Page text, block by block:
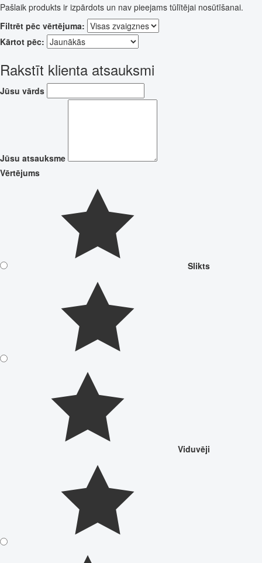
Pašlaik produkts ir izpārdots un nav pieejams tūlītējai nosūtīšanai.
Filtrēt pēc vērtējuma:
Kārtot pēc:
Rakstīt klienta atsauksmi
Jūsu vārds
Jūsu atsauksme
Vērtējums
Slikts
Viduvēji